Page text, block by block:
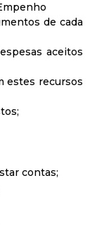
de cada
aceitos
estes recursos
contas;